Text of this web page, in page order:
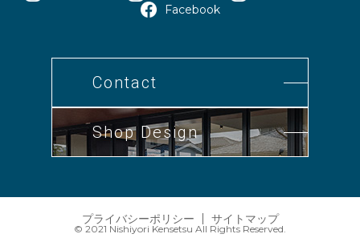
Facebook
Contact
Shop Design
プライバシーポリシー サイトマップ
© 2021 Nishiyori Kensetsu All Rights Reserved.